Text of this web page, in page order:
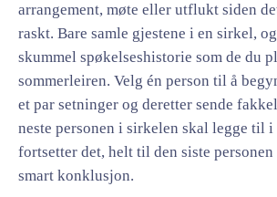
arrangement, møte eller utflukt siden
raskt. Bare samle gjestene i en sirkel,
skummel spøkelseshistorie som de du
sommerleiren. Velg én person til å
et par setninger og deretter sende
neste personen i sirkelen skal legge til
fortsetter det, helt til den siste personen
smart konklusjon.